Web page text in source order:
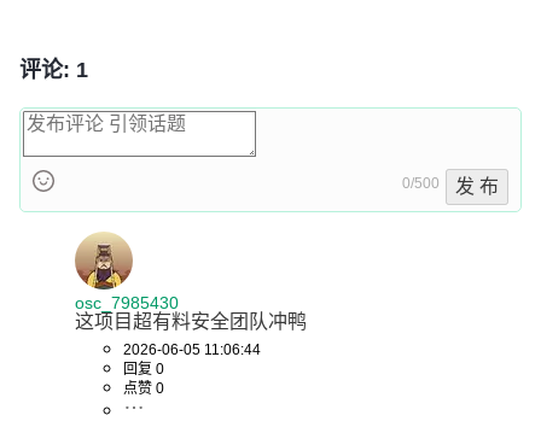
评论: 1
0/500 发 布
osc_7985430
这项目超有料安全团队冲鸭
2026-06-05 11:06:44
回复 0
点赞 0